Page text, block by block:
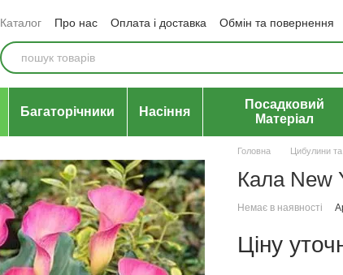
Каталог Про нас Оплата і доставка Обмін та повернення
Відгуки про магазин
Угода користувача Політика
Багаторічники Насіння
Посадковий
Матеріал
Головна Цибулини та
Кала New
Немає в наявності
Ціну